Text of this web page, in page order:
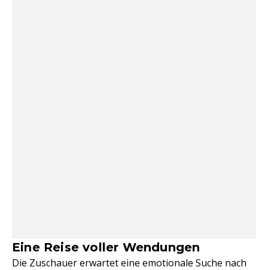
Eine Reise voller Wendungen
Die Zuschauer erwartet eine emotionale Suche nach